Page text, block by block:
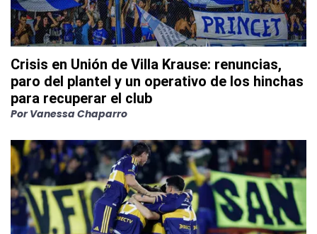
Crisis en Unión de Villa Krause: renuncias,
paro del plantel y un operativo de los hinchas
para recuperar el club
Por Vanessa Chaparro